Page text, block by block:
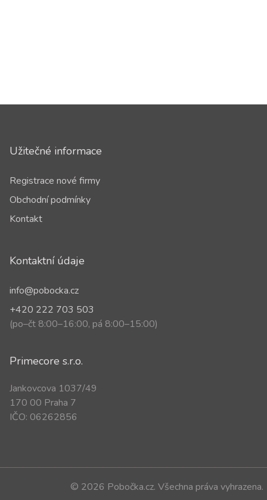
Užitečné informace
Registrace nové firmy
Obchodní podmínky
Kontakt
Kontaktní údaje
info@pobocka.cz
+420 222 703 503
(po–čt 8:00–16:00, pá 8:00–15:00)
Primecore s.r.o.
Jankovcova 1037/49
170 00 Praha 7
IČO: 06262856
© 2026 Pobočka.cz. Všechna práva vyhrazena.